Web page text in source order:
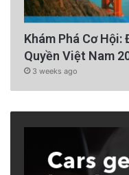
Khám Phá Cơ Hội:
Quyền Việt Nam
3 weeks ago